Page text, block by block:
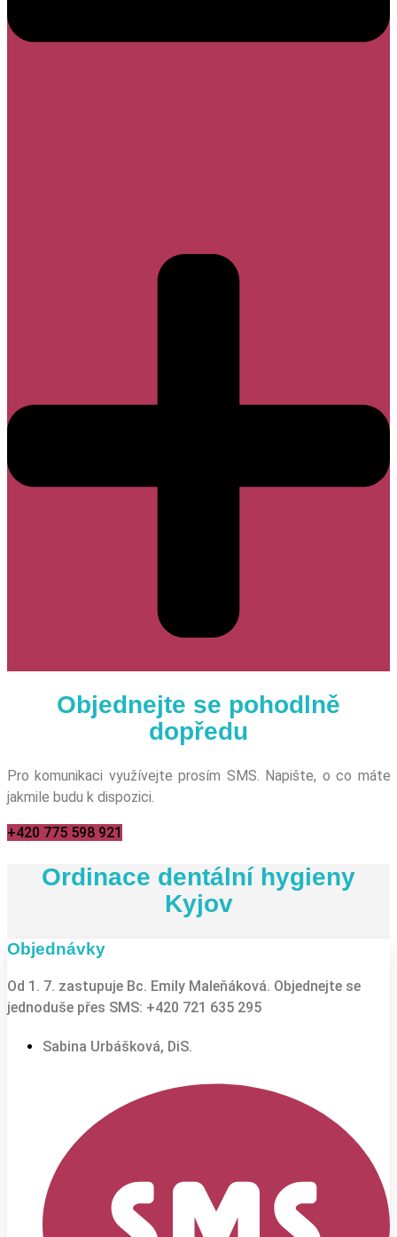
Objednejte se pohodlně
dopředu
Pro komunikaci využívejte prosím SMS. Napište, o co máte
jakmile budu k dispozici.
+420 775 598 921
Ordinace dentální hygieny
Kyjov
Objednávky
Od 1. 7. zastupuje Bc. Emily Maleňáková. Objednejte se
jednoduše přes SMS: +420 721 635 295
Sabina Urbášková, DiS.